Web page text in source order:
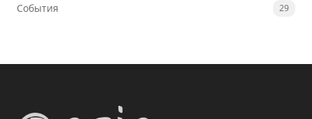
События 29